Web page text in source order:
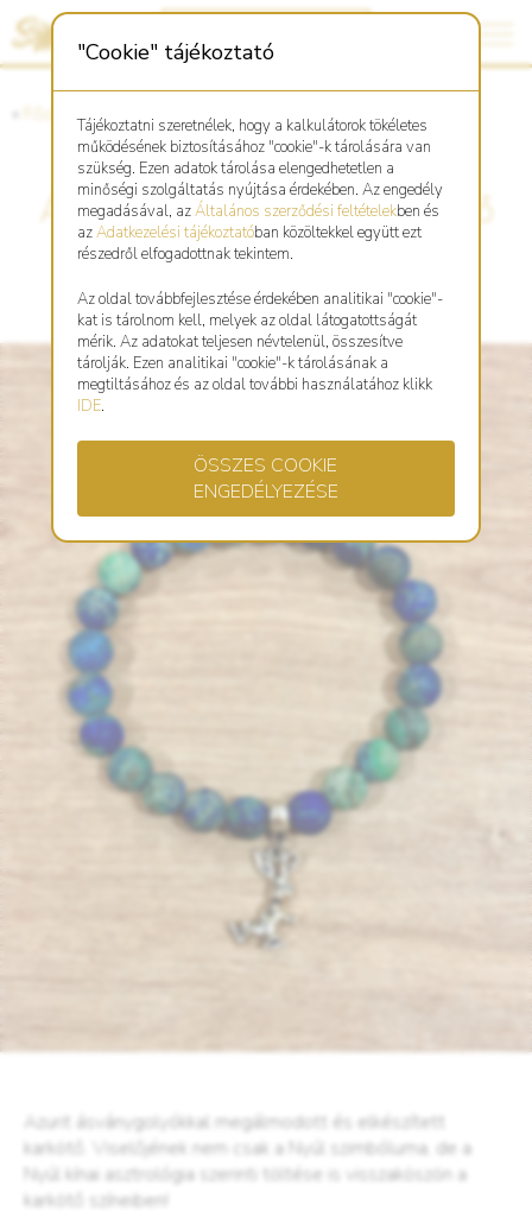
"Cookie" tájékoztató
Tájékoztatni szeretnélek, hogy a kalkulátorok tökéletes
működésének biztosításához "cookie"-k tárolására van
szükség. Ezen adatok tárolása elengedhetetlen a
minőségi szolgáltatás nyújtása érdekében. Az engedély
megadásával, azÁltalános szerződési feltételekben és
azAdatkezelési tájékoztatóban közöltekkel együtt ezt
részedről elfogadottnak tekintem.
Az oldal továbbfejlesztése érdekében analitikai "cookie"-
kat is tárolnom kell, melyek az oldal látogatottságát
mérik. Az adatokat teljesen névtelenül, összesítve
tárolják. Ezen analitikai "cookie"-k tárolásának a
megtiltásához és az oldal további használatához klikk
IDE.
ÖSSZES COOKIE
ENGEDÉLYEZÉSE
Főoldal«Asztro Shop
Ásvány karkötő-Nyúl-jin fa fő
elemi töltés
Azurit ásványgolyókkal megálmodott és elkészített
karkötő. Viselőjének nem csak a Nyúl szimbóluma, de a
Nyúl kínai asztrológia szerinti töltése is visszaköszön a
karkötő színeiben!